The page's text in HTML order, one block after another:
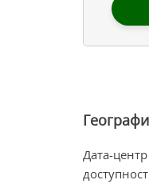
Дата-центр